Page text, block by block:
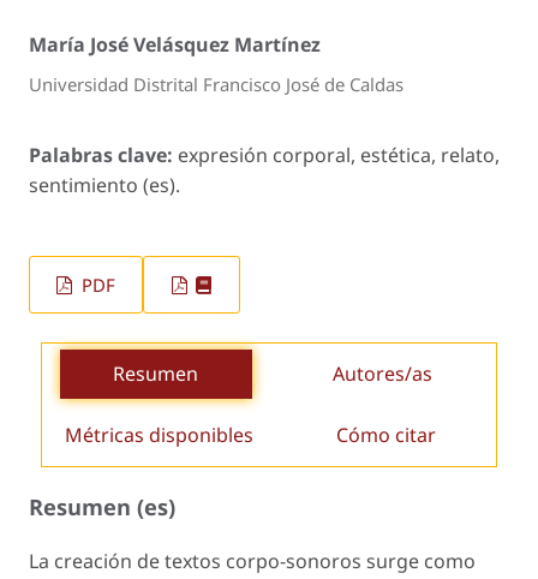
María José Velásquez Martínez
Universidad Distrital Francisco José de Caldas
Palabras clave: expresión corporal, estética, relato,
sentimiento (es).
PDF
Resumen Autores/as
Métricas disponibles Cómo citar
Resumen (es)
La creación de textos corpo-sonoros surge como